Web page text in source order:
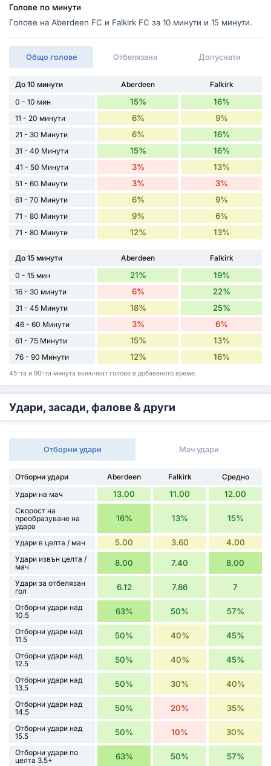
Голове по минути
Голове на Aberdeen FC и Falkirk FC за 10 минути и 15 минути.
Общо голове Отбелязани Допуснати
До 10 минути Aberdeen
Falkirk
0 - 10 мин
15% 16%
11 - 20 минути 6% 9%
21 - 30 Минути 6% 16%
31 - 40 Минути 15% 16%
41 - 50 Минути 3% 13%
51 - 60 Минути 3% 3%
61 - 70 Минути 6% 9%
71 - 80 Минути 9% 6%
71 - 80 Минути 12% 13%
До 15 минути Aberdeen
Falkirk
0 - 15 мин
21% 19%
16 - 30 минути 6% 22%
31 - 45 Минути 18% 25%
46 - 60 Минути 3% 6%
61 - 75 Минути 15% 13%
76 - 90 Минути 12% 16%
45-та и 90-та минута включват голове в добавеното време.
Удари, засади, фалове & други
Отборни удари Мач удари
Отборни удари Aberdeen Falkirk
Средно
Удари на мач
13.00 11.00 12.00
Скорост на
преобразуване на
удара
16% 13% 15%
Удари в целта / мач 5.00 3.60 4.00
Удари извън целта /
мач
8.00 7.40 8.00
Удари за отбелязан
гол
6.12 7.86 7
Отборни удари над
10.5
63% 50% 57%
Отборни удари над
11.5
50% 40% 45%
Отборни удари над
12.5
50% 40% 45%
Отборни удари над
13.5
50% 30% 40%
Отборни удари над
14.5
50% 20% 35%
Отборни удари над
15.5
50% 10% 30%
Отборни удари по
целта 3.5+
63% 50% 57%